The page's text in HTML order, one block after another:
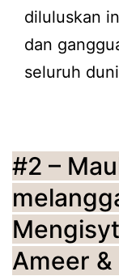
diluluskan
dan
seluruh
#2 –
Ameer